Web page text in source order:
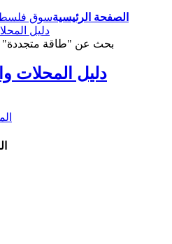
الصفحة الرئيسية
دليل
بحث عن "طاقة متجددة"
دليل المحلات